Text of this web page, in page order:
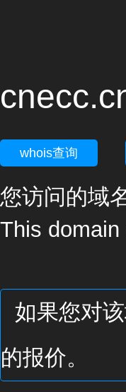
whois查询
您访问的域
This
如果您对
的报价。